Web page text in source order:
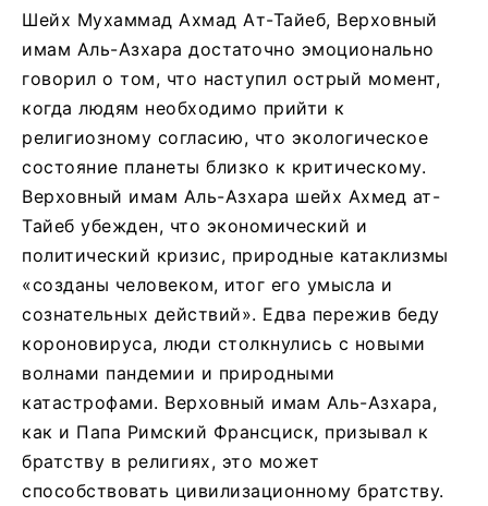
Шейх Мухаммад Ахмад Ат-Тайеб, Верховный
имам Аль-Азхара достаточно эмоционально
говорил о том, что наступил острый момент,
когда людям необходимо прийти к
религиозному согласию, что экологическое
состояние планеты близко к критическому.
Верховный имам Аль-Азхара шейх Ахмед ат-
Тайеб убежден, что экономический и
политический кризис, природные катаклизмы
«созданы человеком, итог его умысла и
сознательных действий». Едва пережив беду
короновируса, люди столкнулись с новыми
волнами пандемии и природными
катастрофами. Верховный имам Аль-Азхара,
как и Папа Римский Франсциск, призывал к
братству в религиях, это может
способствовать цивилизационному братству.